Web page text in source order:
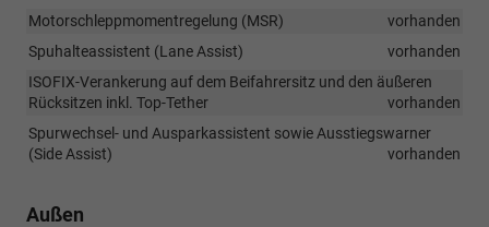
Motorschleppmomentregelung (MSR)
vorhanden
Spuhalteassistent (Lane Assist)
vorhanden
ISOFIX-Verankerung auf dem Beifahrersitz und den äußeren
Rücksitzen inkl. Top-Tether
vorhanden
Spurwechsel- und Ausparkassistent sowie Ausstiegswarner
(Side Assist)
vorhanden
Außen